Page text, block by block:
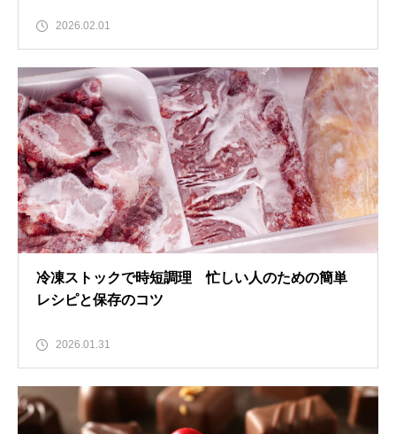
2026.02.01
冷凍ストックで時短調理 忙しい人のための簡単
レシピと保存のコツ
2026.01.31